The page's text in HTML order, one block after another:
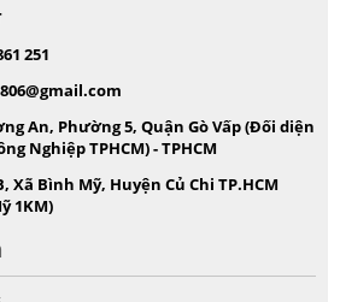
251
An, Phường 5, Quận Gò Vấp (Đối diện
Nghiệp TPHCM) - TPHCM
Xã Bình Mỹ, Huyện Củ Chi TP.HCM
1KM)